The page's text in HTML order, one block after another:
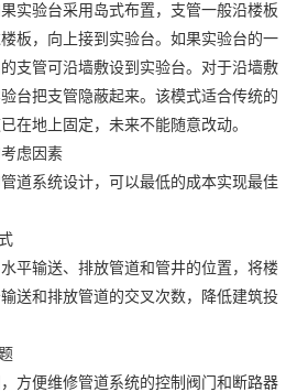
验台采用岛式布置，支管一般沿楼板
板，向上接到实验台。如果实验台的一
支管可沿墙敷设到实验台。对于沿墙敷
台把支管隐蔽起来。该模式适合传统的
在地上固定，未来不能随意改动。
虑因素
系统设计，可以最低的成本实现最佳
输送、排放管道和管井的位置，将楼
送和排放管道的交叉次数，降低建筑投
便维修管道系统的控制阀门和断路器